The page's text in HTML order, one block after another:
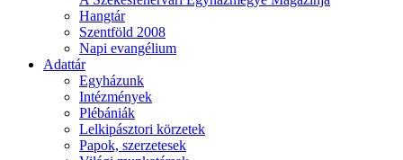
Hangtár
Szentföld 2008
Napi evangélium
Adattár
Egyházunk
Intézmények
Plébániák
Lelkipásztori körzetek
Papok, szerzetesek